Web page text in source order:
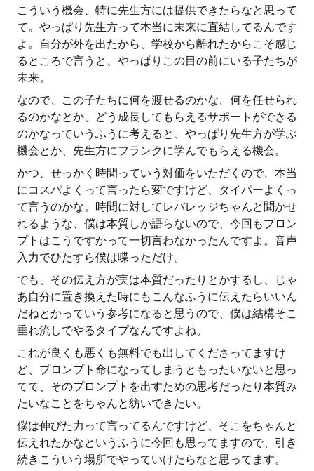
こういう機会、特に先生方には提供できたらなと思って
て。やっぱり先生方って本当に未来に直結してるんです
よ。自分が外を出たから、学校から離れたからこそ感じ
るところで言うと、やっぱりこの目の前にいる子たちが
未来。
なので、この子たちに何を渡せるのかな、何を任せられ
るのかなとか、どう成長してもらえるサポートができる
のかなっていうふうに考えると、やっぱり先生方が学ぶ
機会とか、先生方にフランクに学んでもらえる機会。
かつ、せっかく時間っていう対価をいただくので、本当
にコスパよくって言ったら変ですけど、タイパーよくっ
て言うのかな。時間に対してレバレッジちゃんと聞かせ
れるような、僕は本質しか語らないので、今回もプロン
プトはこうですかって一切言わなかったんですよ。音声
入力でひたすら僕は喋っただけ。
でも、その伝え方が実は本質だったりとかするし、じゃ
あ自分に置き換えた時にもこんなふうに伝えたらいいん
だねとかっていう参考になると思うので、僕は結構そこ
垂れ流しでやるタイプなんですよね。
これが良くも悪くも無料でも出してくださってますけ
ど、プロンプト命になってしまうともったいないと思っ
てて、そのプロンプトを出すための思考だったり本質み
たいなことをちゃんと紡いできたい。
僕は伸びた力って言ってるんですけど、そこをちゃんと
伝えれたかなというふうに今回も思ってますので、引き
続きこういう場所でやっていけたらなと思ってます。